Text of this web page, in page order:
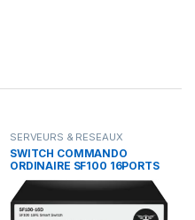
SERVEURS & RESEAUX
SWITCH COMMANDO
ORDINAIRE SF100 16PORTS